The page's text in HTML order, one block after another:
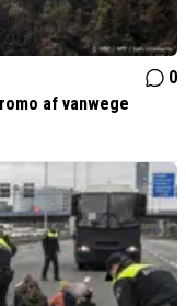
0
af vanwege